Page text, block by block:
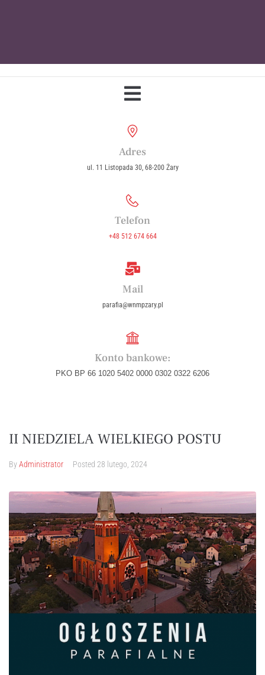
Adres
ul. 11 Listopada 30, 68-200 Żary
Telefon
+48 512 674 664
Mail
parafia@wnmpzary.pl
Konto bankowe:
PKO BP 66 1020 5402 0000 0302 0322 6206
II NIEDZIELA WIELKIEGO POSTU
ByAdministrator Posted 28 lutego, 2024